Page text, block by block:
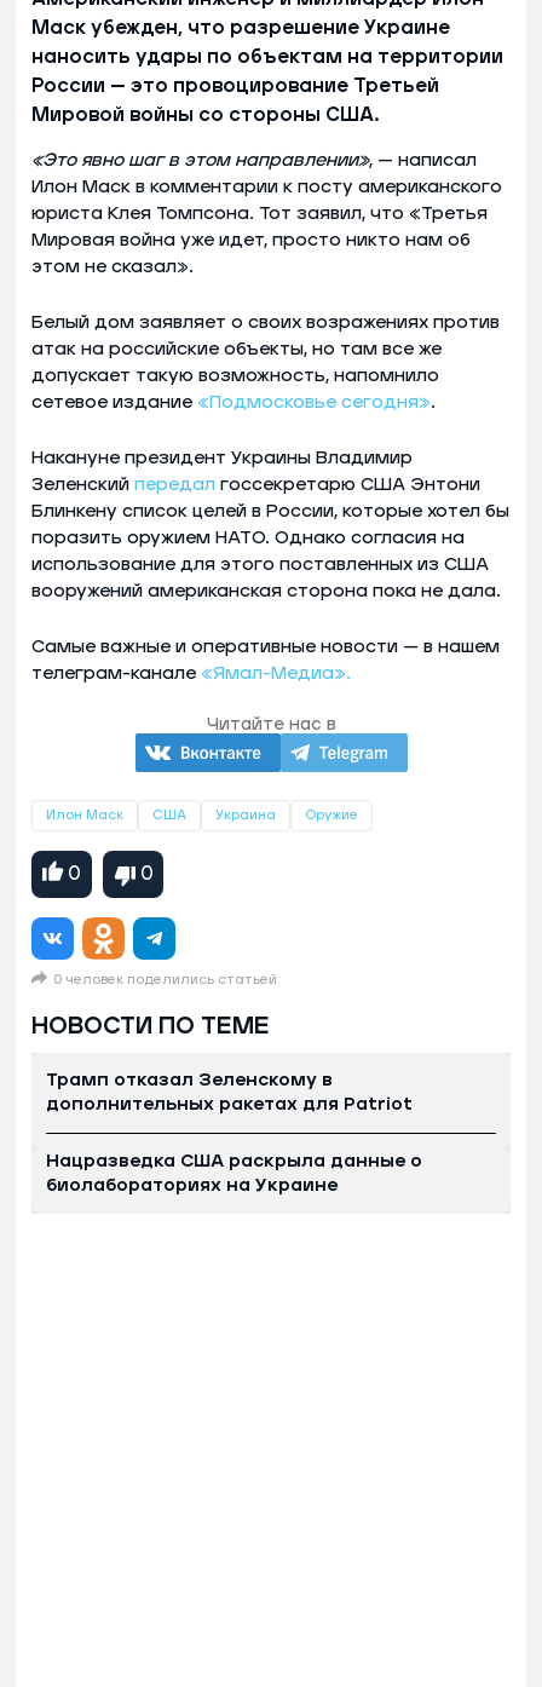
Маск убежден, что разрешение Украине
наносить удары по объектам на территории
России — это провоцирование Третьей
Мировой войны со стороны США.
«Это явно шаг в этом направлении», — написал
Илон Маск в комментарии к посту американского
юриста Клея Томпсона. Тот заявил, что «Третья
Мировая война уже идет, просто никто нам об
этом не сказал».
Белый дом заявляет о своих возражениях против
атак на российские объекты, но там все же
допускает такую возможность, напомнило
сетевое издание «Подмосковье сегодня».
Накануне президент Украины Владимир
Зеленский передал госсекретарю США Энтони
Блинкену список целей в России, которые хотел бы
поразить оружием НАТО. Однако согласия на
использование для этого поставленных из США
вооружений американская сторона пока не дала.
Самые важные и оперативные новости — в нашем
телеграм-канале «Ямал-Медиа».
Читайте нас в
Илон Маск США Украина Оружие
0 0
0 человек поделились статьей
НОВОСТИ ПО ТЕМЕ
Трамп отказал Зеленскому в
дополнительных ракетах для Patriot
Нацразведка США раскрыла данные о
биолабораториях на Украине